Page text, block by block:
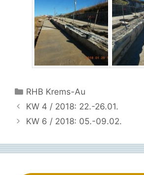
Kategorien
RHB Krems-Au
KW 4 / 2018: 22.-26.01.
KW 6 / 2018: 05.-09.02.